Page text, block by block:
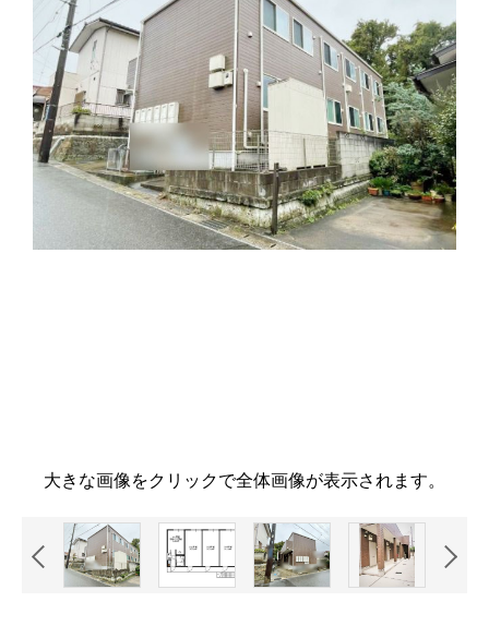
大きな画像をクリックで全体画像が表示されます。